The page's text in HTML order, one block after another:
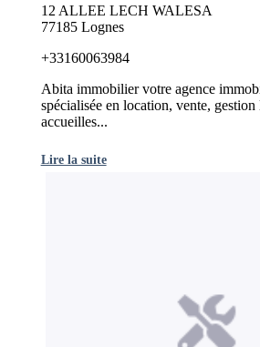
12 ALLEE LECH WALESA
77185 Lognes
+33160063984
Abita immobilier votre agence
spécialisée en location, vente,
accueilles...
Lire la suite